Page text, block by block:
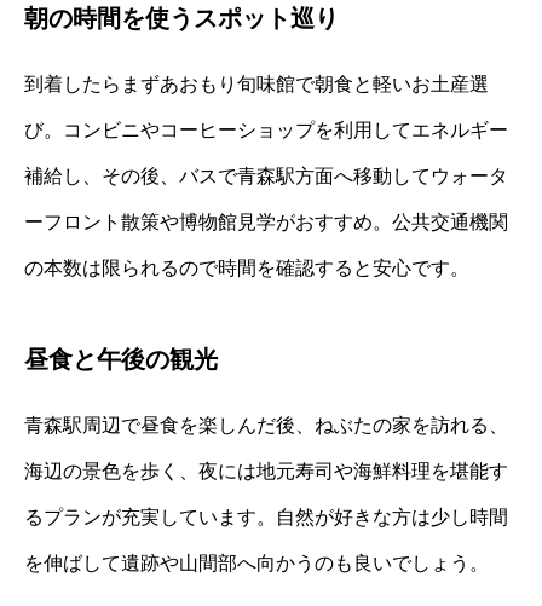
朝の時間を使うスポット巡り
到着したらまずあおもり旬味館で朝食と軽いお土産選
び。コンビニやコーヒーショップを利用してエネルギー
補給し、その後、バスで青森駅方面へ移動してウォータ
ーフロント散策や博物館見学がおすすめ。公共交通機関
の本数は限られるので時間を確認すると安心です。
昼食と午後の観光
青森駅周辺で昼食を楽しんだ後、ねぶたの家を訪れる、
海辺の景色を歩く、夜には地元寿司や海鮮料理を堪能す
るプランが充実しています。自然が好きな方は少し時間
を伸ばして遺跡や山間部へ向かうのも良いでしょう。